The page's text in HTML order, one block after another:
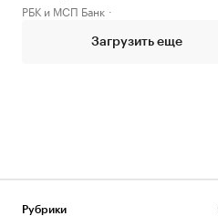
РБК и МСП Банк
Загрузить еще
Рубрики